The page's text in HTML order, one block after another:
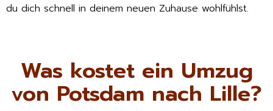
du dich schnell in deinem neuen Zuhause wohlfühlst.
Was kostet ein Umzug
von Potsdam nach Lille?